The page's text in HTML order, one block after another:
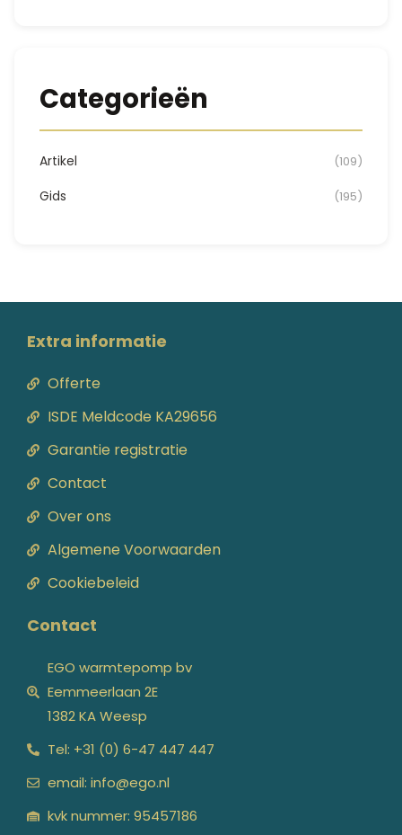
Categorieën
Artikel (109)
Gids (195)
Extra informatie
Offerte
ISDE Meldcode KA29656
Garantie registratie
Contact
Over ons
Algemene Voorwaarden
Cookiebeleid
Contact
EGO warmtepomp bv
Eemmeerlaan 2E
1382 KA Weesp
Tel: +31 (0) 6-47 447 447
email: info@ego.nl
kvk nummer: 95457186